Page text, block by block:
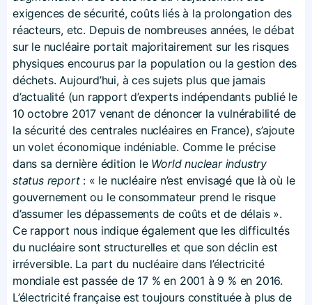
exigences de sécurité, coûts liés à la prolongation des
réacteurs, etc. Depuis de nombreuses années, le débat
sur le nucléaire portait majoritairement sur les risques
physiques encourus par la population ou la gestion des
déchets. Aujourd’hui, à ces sujets plus que jamais
d’actualité (un rapport d’experts indépendants publié le
10 octobre 2017 venant de dénoncer la vulnérabilité de
la sécurité des centrales nucléaires en France), s’ajoute
un volet économique indéniable. Comme le précise
dans sa dernière édition le World nuclear industry
status report: « le nucléaire n’est envisagé que là où le
gouvernement ou le consommateur prend le risque
d’assumer les dépassements de coûts et de délais ».
Ce rapport nous indique également que les difficultés
du nucléaire sont structurelles et que son déclin est
irréversible. La part du nucléaire dans l’électricité
mondiale est passée de 17 % en 2001 à 9 % en 2016.
L’électricité française est toujours constituée à plus de